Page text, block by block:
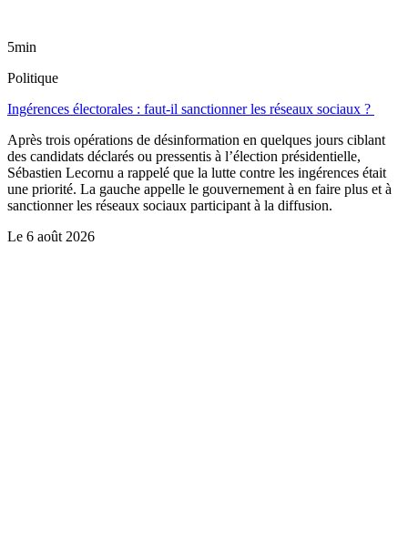
5min
Politique
Ingérences électorales : faut-il sanctionner les réseaux sociaux ?
Après trois opérations de désinformation en quelques jours ciblant
des candidats déclarés ou pressentis à l’élection présidentielle,
Sébastien Lecornu a rappelé que la lutte contre les ingérences était
une priorité. La gauche appelle le gouvernement à en faire plus et à
sanctionner les réseaux sociaux participant à la diffusion.
Le 6 août 2026